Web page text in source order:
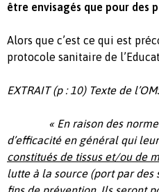
être envisagés que pour des
Alors que c’est ce qui est
protocole sanitaire de
EXTRAIT (p : 10) Texte de
« En raison des normes
d’efficacité en général qui
constitués de tissus et/ou de
lutte à la source (port par des